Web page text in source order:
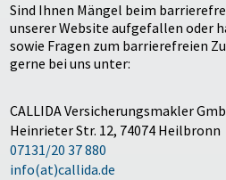
Sind Ihnen Mängel beim
unserer Website aufgefallen oder
sowie Fragen zum barrierefreien
gerne bei uns unter:
CALLIDA Versicherungsmakler
Heinrieter Str. 12, 74074 Heilbronn
07131/20 37 880
info(at)callida.de